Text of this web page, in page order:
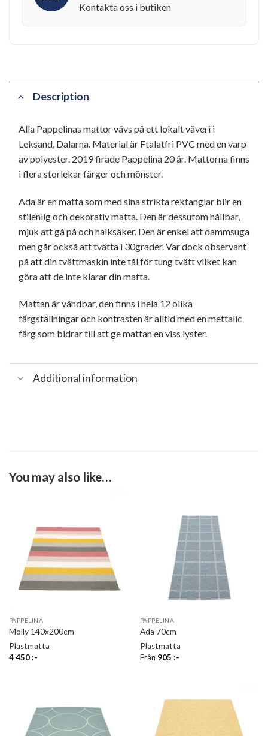
Kontakta oss i butiken
Description
Alla Pappelinas mattor vävs på ett lokalt väveri i
Leksand, Dalarna. Material är Ftalatfri PVC med en varp
av polyester. 2019 firade Pappelina 20 år. Mattorna finns
i flera storlekar färger och mönster.
Ada är en matta som med sina strikta rektanglar blir en
stilenlig och dekorativ matta. Den är dessutom hållbar,
mjuk att gå på och halksäker. Den är enkel att dammsuga
men går också att tvätta i 30grader. Var dock observant
på att din tvättmaskin inte tål för tung tvätt vilket kan
göra att de inte klarar din matta.
Mattan är vändbar, den finns i hela 12 olika
färgställningar och kontrasten är alltid med en mettalic
färg som bidrar till att ge mattan en viss lyster.
Additional information
You may also like…
PAPPELINA
Molly 140x200cm
Plastmatta
4 450:-
PAPPELINA
Ada 70cm
Plastmatta
Från 905 :-